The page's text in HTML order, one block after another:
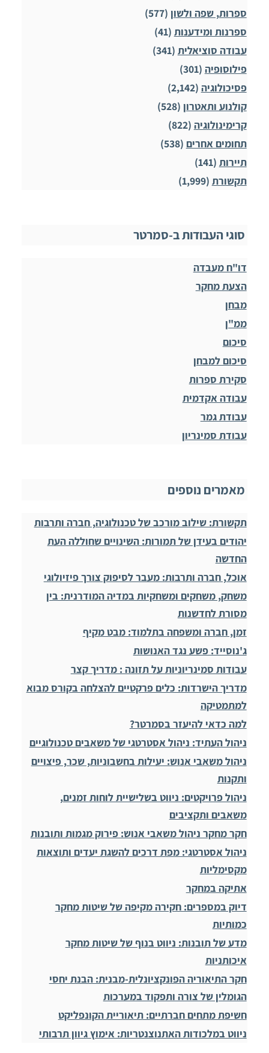
ספרות, שפה ולשון (577)
ספרנות ומידענות (41)
עבודה סוציאלית (341)
פילוסופיה (301)
פסיכולוגיה (2,142)
קולנוע ותאטרון (528)
קרימינולוגיה (822)
תחומים אחרים (538)
תיירות (141)
תקשורת (1,999)
סוגי העבודות ב-סמרטר
דו"ח מעבדה
הצעת מחקר
מבחן
ממ"ן
סיכום
סיכום למבחן
סקירת ספרות
עבודה אקדמית
עבודת גמר
עבודת סמינריון
מאמרים נוספים
תקשורת: שילוב מורכב של טכנולוגיה, חברה ותרבות
יהודים בעידן של תמורות: השינויים שחוללה העת
החדשה
אוכל, חברה ותרבות: מעבר לסיפוק צורך פיזיולוגי
משחק, משחקים ומשחקיות במדיה המודרנית: בין
מסורת לחדשנות
זמן, חברה ומשפחה בתלמוד: מבט מקיף
ג'נוסייד: פשע נגד האנושות
עבודות סמינריוניות על תזונה : מדריך קצר
מדריך הישרדות: כלים פרקטיים להצלחה בקורס מבוא
למתמטיקה
למה כדאי להיעזר בסמרטר?
ניהול העתיד: ניהול אסטרטגי של משאבים טכנולוגיים
ניהול משאבי אנוש: יעילות בחשבוניות, שכר, פיצויים
ותקנות
ניהול פרויקטים: ניווט בשלישיית לוחות זמנים,
משאבים ותקציבים
חקר מחקר ניהול משאבי אנוש: פירוק מגמות ותובנות
ניהול אסטרטגי: מפת דרכים להשגת יעדים ותוצאות
מקסימליות
אתיקה במחקר
דיוק במספרים: חקירה מקיפה של שיטות מחקר
כמותיות
מדע של תובנות: ניווט בנוף של שיטות מחקר
איכותניות
חקר התיאוריה הפונקציונלית-מבנית: הבנת יחסי
הגומלין של צורה ותפקוד במערכות
חשיפת מתחים חברתיים: תיאוריית הקונפליקט
ניווט במלכודות האתנוצנטריות: אימוץ גיוון תרבותי